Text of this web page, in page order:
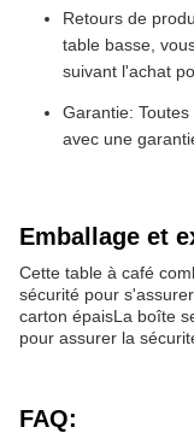
Retours de
table basse,
suivant l'achat
Garantie:
avec une
Emballage et
Cette table à café
sécurité pour
carton épaisLa boîte
pour assurer la
FAQ: